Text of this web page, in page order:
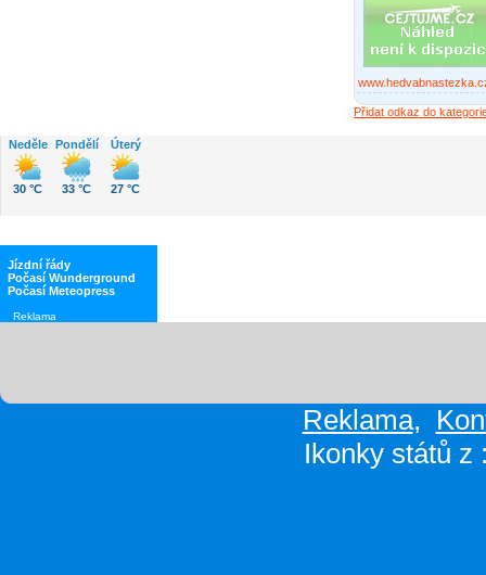
Přidat odkaz do
Neděle
30 °C
Pondělí
33 °C
Úterý
27 °C
Jízdní řády
Počasí Wunderground
Počasí Meteopress
Reklama
Reklama,
Ikonky států z